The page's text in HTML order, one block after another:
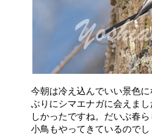
今朝は冷え込んでいい景色
ぶりにシマエナガに会えま
しかったですね。だいぶ春
小鳥もやってきているので